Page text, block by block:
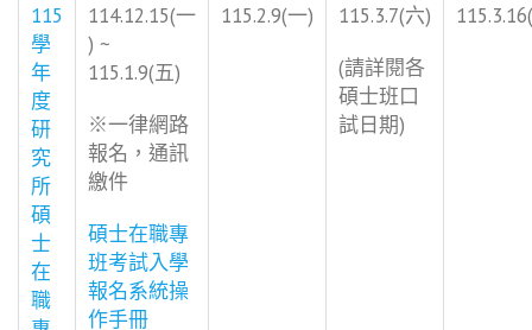
115
學
年
度
研
究
所
碩
士
在
職
114.12.15(一
) ~
115.1.9(五)
※一律網路
報名，通訊
繳件
碩士在職專
班考試入學
報名系統操
作手冊
115.2.9(一)
115.3.7(六)
(請詳閱各
碩士班口
試日期)